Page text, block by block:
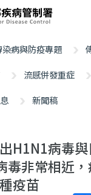
染病與防疫專題
流感併發重症
新聞稿
H1N1病毒
毒非常相近
疫苗